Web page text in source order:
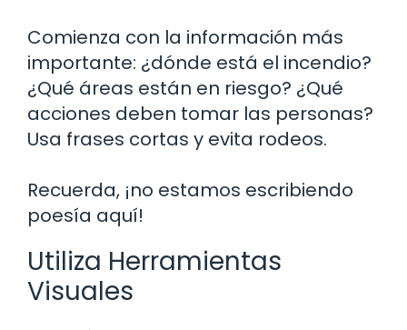
Comienza con la información más
importante: ¿dónde está el incendio?
¿Qué áreas están en riesgo? ¿Qué
acciones deben tomar las personas?
Usa frases cortas y evita rodeos.
Recuerda, ¡no estamos escribiendo
poesía aquí!
Utiliza Herramientas
Visuales